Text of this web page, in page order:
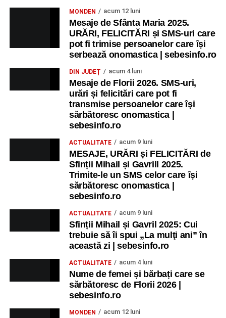
MONDEN acum 12 luni
Mesaje de Sfânta Maria 2025.
URĂRI, FELICITĂRI și SMS-uri care
pot fi trimise persoanelor care își
serbează onomastica | sebesinfo.ro
DIN JUDEȚ acum 4 luni
Mesaje de Florii 2026. SMS-uri,
urări și felicitări care pot fi
transmise persoanelor care îşi
sărbătoresc onomastica |
sebesinfo.ro
ACTUALITATE acum 9 luni
MESAJE, URĂRI și FELICITĂRI de
Sfinții Mihail și Gavrill 2025.
Trimite-le un SMS celor care își
sărbătoresc onomastica |
sebesinfo.ro
ACTUALITATE acum 9 luni
Sfinții Mihail și Gavril 2025: Cui
trebuie să îi spui „La mulţi ani” în
această zi | sebesinfo.ro
ACTUALITATE acum 4 luni
Nume de femei și bărbați care se
sărbătoresc de Florii 2026 |
sebesinfo.ro
MONDEN acum 12 luni